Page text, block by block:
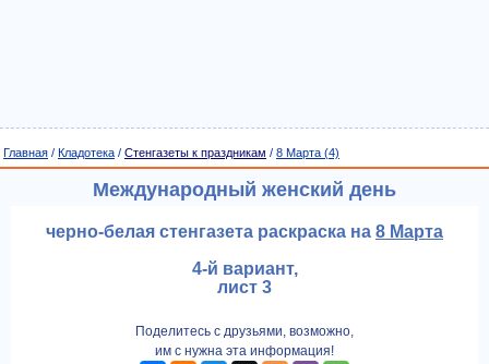
Главная / Кладотека / Стенгазеты к праздникам / 8 Марта (4)
Международный женский день
черно-белая стенгазета раскраска на 8 Марта
4-й вариант,
лист 3
Поделитесь с друзьями, возможно,
им с нужна эта информация!